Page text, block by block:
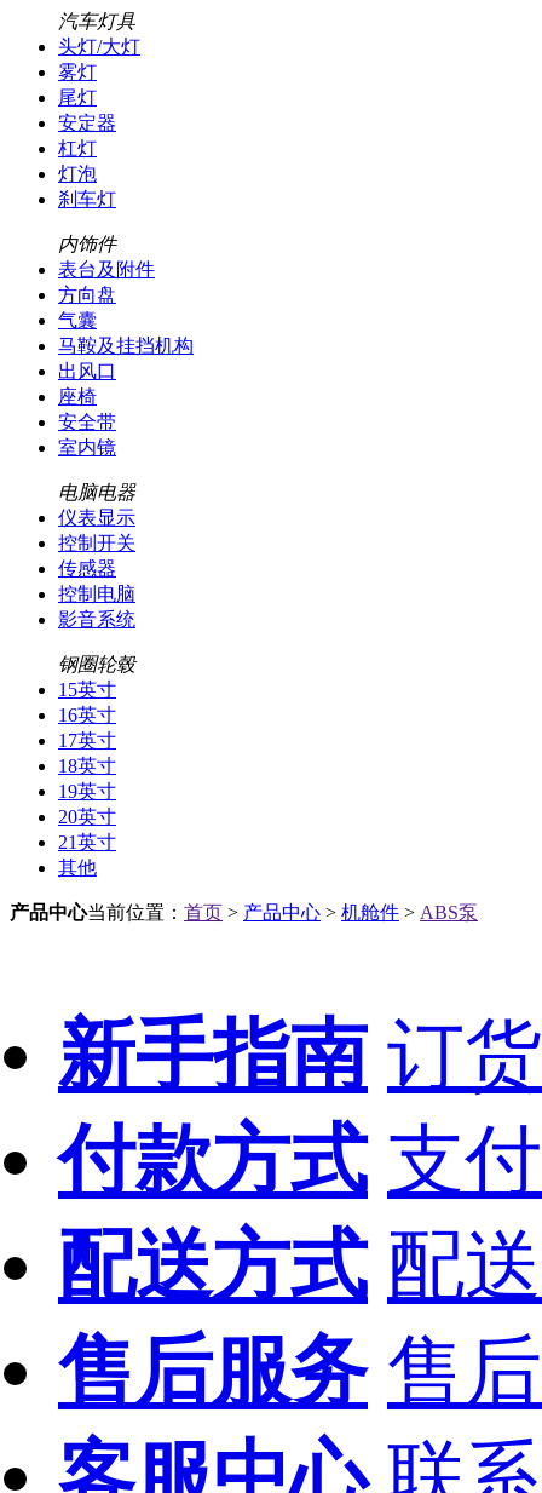
汽车灯具
头灯/大灯
雾灯
尾灯
安定器
杠灯
灯泡
刹车灯
内饰件
表台及附件
方向盘
气囊
马鞍及挂挡机构
出风口
座椅
安全带
室内镜
电脑电器
仪表显示
控制开关
传感器
控制电脑
影音系统
钢圈轮毂
15英寸
16英寸
17英寸
18英寸
19英寸
20英寸
21英寸
其他
产品中心当前位置： 首页 > 产品中心 > 机舱件 > ABS泵
新手指南 订
付款方式 支
配送方式 配
售后服务 售